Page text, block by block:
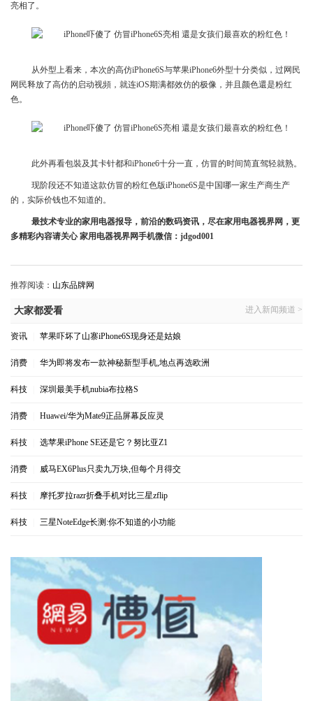
亮相了。
从外型上看来，本次的高仿iPhone6S与苹果iPhone6外型十分类似，过网民
网民释放了高仿的启动视頻，就连iOS期满都效仿的极像，并且颜色還是粉红
色。
此外再看包裝及其卡针都和iPhone6十分一直，仿冒的时间简直驾轻就熟。
现阶段还不知道这款仿冒的粉红色版iPhone6S是中国哪一家生产商生产
的，实际价钱也不知道的。
最技术专业的家用电器报导，前沿的数码资讯，尽在家用电器视界网，更
多精彩內容请关心 家用电器视界网手机微信：jdgod001
推荐阅读： 山东品牌网
大家都爱看 进入新闻频道 >
资讯 苹果吓坏了山寨iPhone6S现身还是姑娘
消费 华为即将发布一款神秘新型手机,地点再选欧洲
科技 深圳最美手机nubia布拉格S
消费 Huawei/华为Mate9正品屏幕反应灵
科技 选苹果iPhone SE还是它？努比亚Z1
消费 威马EX6Plus只卖九万块,但每个月得交
科技 摩托罗拉razr折叠手机对比三星zflip
科技 三星NoteEdge长测:你不知道的小功能